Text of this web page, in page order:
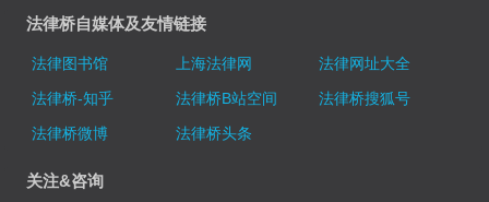
法律桥自媒体及友情链接
法律图书馆 上海法律网
法律网址大全
法律桥-知乎
法律桥B站空间
法律桥搜狐号
法律桥微博
法律桥头条
关注&咨询